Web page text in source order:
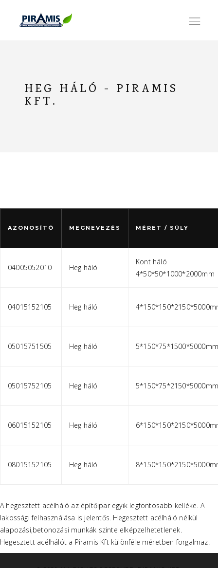
HEG HÁLÓ - PIRAMIS
KFT.
AZONOSÍTÓ MEGNEVEZÉS MÉRET / SÚLY
04005052010 Heg háló
Kont háló
4*50*50*1000*2000mm
04015152105 Heg háló
05015751505 Heg háló 5*150*75*1500*5000mm
05015752105 Heg háló 5*150*75*2150*5000mm
06015152105 Heg háló
08015152105 Heg háló
A hegesztett acélháló az építőipar egyik legfontosabb kelléke. A
lakossági felhasználása is jelentős. Hegesztett acélháló nélkül
alapozási,betonozási munkák szinte elképzelhetetlenek.
Hegesztett acélhálót a Piramis Kft különféle méretben forgalmaz.